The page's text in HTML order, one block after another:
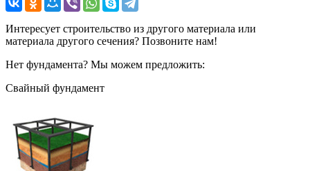
Интересует строительство из другого материала или
материала другого сечения? Позвоните нам!
Нет фундамента? Мы можем предложить:
Свайный фундамент